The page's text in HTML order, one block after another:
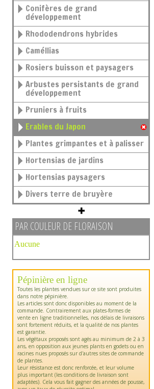
Conifères de grand
développement
Rhododendrons hybrides
Caméllias
Rosiers buisson et paysagers
Arbustes persistants de grand
développement
Pruniers à fruits
Erables du Japon
Plantes grimpantes et à palisser
Hortensias de jardins
Hortensias paysagers
Divers terre de bruyère
PAR COULEUR DE FLORAISON
Aucune
Pépinière en ligne
Toutes les plantes vendues sur ce site sont produites
dans notre pépinière.
Les articles sont donc disponibles au moment de la
commande. Contrairement aux plates-formes de
vente en ligne traditionnelles, nos délais de livraisons
sont fortement réduits, et la qualité de nos plantes
est garantie.
Les végétaux proposés sont agés au minimum de 2 à 3
ans, en opposition aux jeunes plants en godets ou en
racines nues proposés sur d'autres sites de commande
de plantes.
Leur résistance est donc renforcée, et leur volume
plus important (les conditions de livraison sont
adaptées). Cela vous fait gagner des années de pousse,